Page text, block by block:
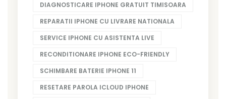
DIAGNOSTICARE IPHONE GRATUIT TIMISOARA
REPARATII IPHONE CU LIVRARE NATIONALA
SERVICE IPHONE CU ASISTENTA LIVE
RECONDITIONARE IPHONE ECO-FRIENDLY
SCHIMBARE BATERIE IPHONE 11
RESETARE PAROLA ICLOUD IPHONE